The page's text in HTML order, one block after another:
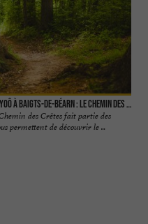
Route Touristique, de Puyoô à Baigts-de-Béarn : Le chemin des crêtes
des Crêtes fait partie des
permettent de découvrir le ...